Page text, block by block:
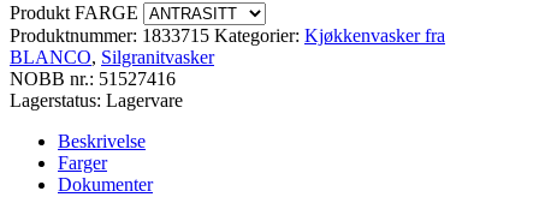
Produkt FARGE
Produktnummer: 1833715 Kategorier: Kjøkkenvasker fra
BLANCO, Silgranitvasker
NOBB nr.: 51527416
Lagerstatus: Lagervare
Beskrivelse
Farger
Dokumenter